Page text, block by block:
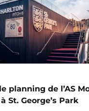
planning de l’AS
St. George’s Park